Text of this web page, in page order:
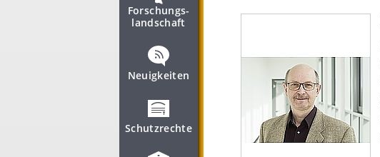
Forschungs­
landschaft
Neuigkeiten
Schutzrechte